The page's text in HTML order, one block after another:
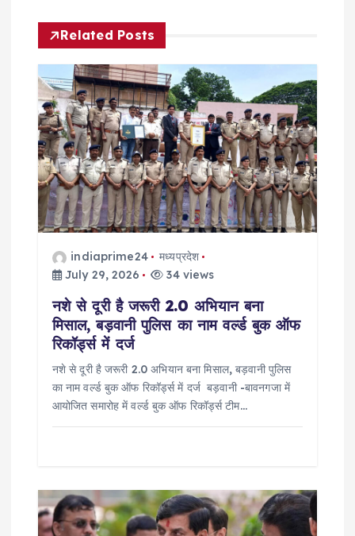
g
a
t
o
Related Posts
indiaprime24
मध्यप्रदेश
July 29, 2026
34 views
नशे से दूरी है जरूरी 2.0 अभियान बना
मिसाल, बड़वानी पुलिस का नाम वर्ल्ड बुक ऑफ
रिकॉर्ड्स में दर्ज
नशे से दूरी है जरूरी 2.0 अभियान बना मिसाल, बड़वानी पुलिस
का नाम वर्ल्ड बुक ऑफ रिकॉर्ड्स में दर्ज बड़वानी -बावनगजा में
आयोजित समारोह में वर्ल्ड बुक ऑफ रिकॉर्ड्स टीम…